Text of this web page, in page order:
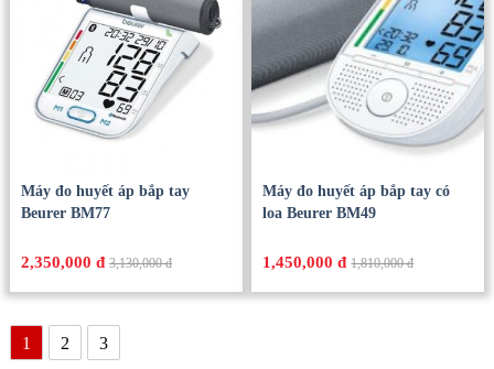
Máy đo huyết áp bắp tay
Beurer BM77
2,350,000 đ 3,130,000 đ
Máy đo huyết áp bắp tay có
loa Beurer BM49
1,450,000 đ 1,810,000 đ
1 2 3